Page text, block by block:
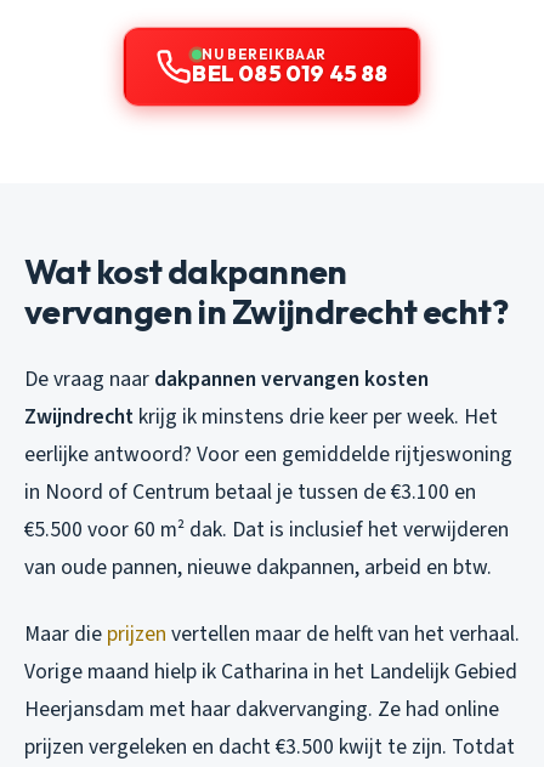
NU BEREIKBAAR
BEL 085 019 45 88
Wat kost dakpannen
vervangen in Zwijndrecht echt?
De vraag naar dakpannen vervangen kosten
Zwijndrecht krijg ik minstens drie keer per week. Het
eerlijke antwoord? Voor een gemiddelde rijtjeswoning
in Noord of Centrum betaal je tussen de €3.100 en
€5.500 voor 60 m² dak. Dat is inclusief het verwijderen
van oude pannen, nieuwe dakpannen, arbeid en btw.
Maar die prijzen vertellen maar de helft van het verhaal.
Vorige maand hielp ik Catharina in het Landelijk Gebied
Heerjansdam met haar dakvervanging. Ze had online
prijzen vergeleken en dacht €3.500 kwijt te zijn. Totdat